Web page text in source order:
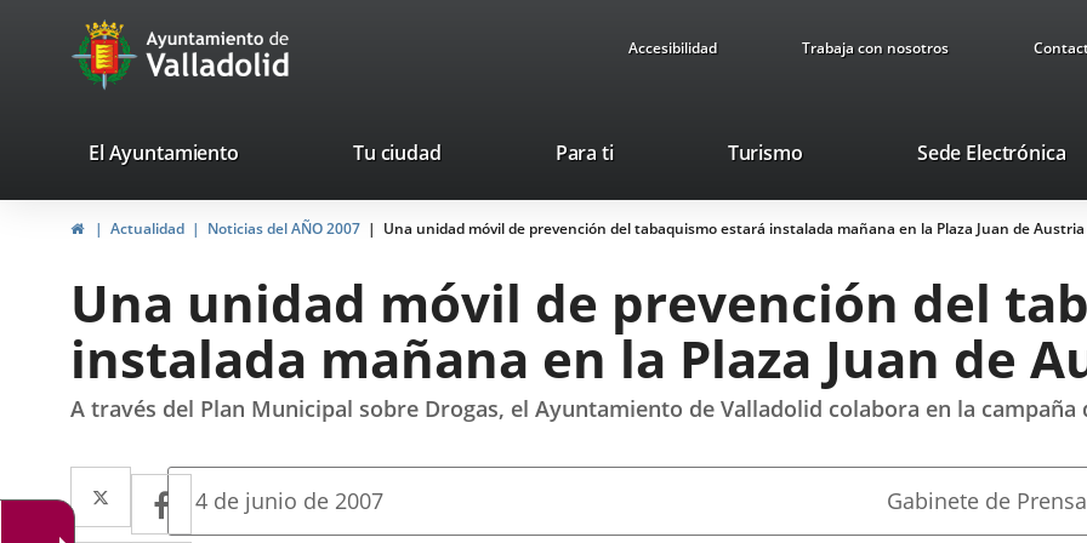
Portal
Web
Ayuntamiento
de
Accesibilidad Trabaja con nosotros
valladolid.es
El Ayuntamiento Tu ciudad Para ti TurismoThis
will
open
pop-
window.
Sede Electrónica
HomeActualidad Noticias del AÑO 2007 Una unidad móvil de prevención del tabaquismo estará instalada mañana en la Plaza Juan de Austria
Una unidad móvil de prevención del
instalada mañana en la Plaza Juan de
A través del Plan Municipal sobre Drogas, el Ayuntamiento de Valladolid colabora en la
Twitter
Enlace
a
Facebook
Enlace
Fecha
4 de junio de 2007 Fuente
Gabinete de Prensa